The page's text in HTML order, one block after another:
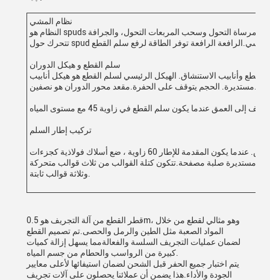
نظام المشي
النظام هو spuds ونمط العمل تحرك التحول. من خلال إصلاح مرساة التحول وسحب المربعات التحول، والجرافة
سلم القطع و هيكل الدوران
القطع وأنابيب الاستنشاق. الهيكل الرئيسي لسلم القطع هو هيكل أنابيب
تركيب إطار السلم
تتكون من الإطار الرئيسي وقطعة بلوك القماش. عندما يكون المقدمة للإطار 60 زاوية ، ضع أسلاك فولاذية كجزءات
مستديرة صلبة مصفحة.تتكون كتلة القوالب من ثلاث قوالب متحركة
قطر القطع من آلة التجريف هو 0.5m، وهو مثالي لقطع من خلال
المواد الصعبة مثل الطين والرمل والحصى.تم تصميم القطع
لضمان عمليات التجريف السلسة والفعالةمما يسهل إزالة كميات
يتم اختبار جميع الحفر قبل الشحن لضمان استيفائها لأعلى معايير
الجودة والأداء.هذا يضمن أن عملائنا يحصلون على آلات تجريف